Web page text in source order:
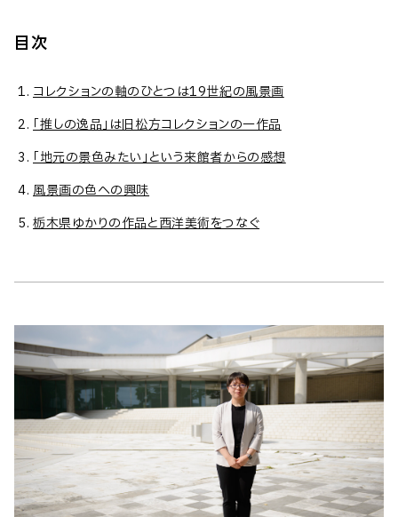
目次
コレクションの軸のひとつは19世紀の風景画
「推しの逸品」は旧松方コレクションの一作品
「地元の景色みたい」という来館者からの感想
風景画の色への興味
栃木県ゆかりの作品と西洋美術をつなぐ